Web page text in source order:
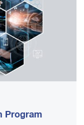
Program